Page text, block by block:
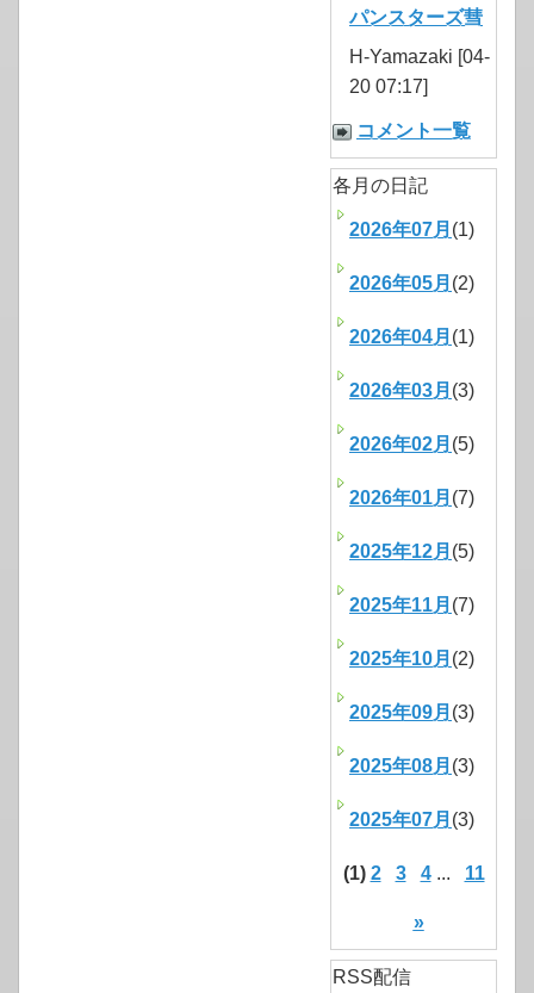
パンスターズ彗
H-Yamazaki [04-
20 07:17]
コメント一覧
各月の日記
2026年07月 (1)
2026年05月 (2)
2026年04月 (1)
2026年03月 (3)
2026年02月 (5)
2026年01月 (7)
2025年12月 (5)
2025年11月 (7)
2025年10月 (2)
2025年09月 (3)
2025年08月 (3)
2025年07月 (3)
(1) 2 3 4... 11
»
RSS配信